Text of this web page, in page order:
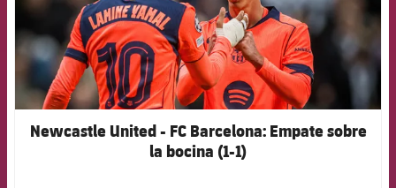
Newcastle United - FC Barcelona: Empate sobre
la bocina (1-1)